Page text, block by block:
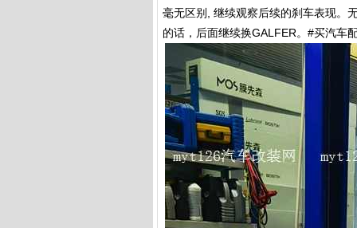
毫无区别, 继续观察后续的刹车表现。
的话，后面继续换GALFER。#买汽车